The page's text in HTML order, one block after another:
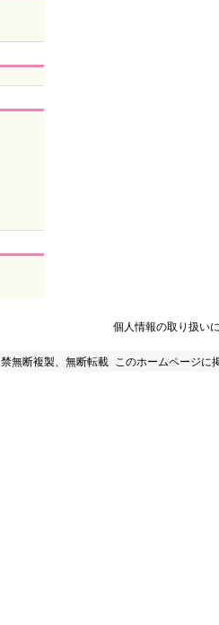
個人情報の取り扱い
禁無断複製、無断転載 このホームページに